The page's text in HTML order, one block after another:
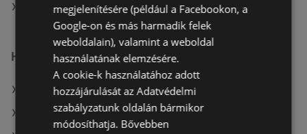
A(z) Coop üzletei itt: Sopron-Fertődi
Hasonló kiskereskedők
A(z) Tesco ajánlatai
A(z) ALDI ajánlatai
megjelenítésére (például a Facebookon, a
Google-on és más harmadik felek
weboldalain), valamint a weboldal
használatának elemzésére.
A cookie-k használatához adott
hozzájárulását az Adatvédelmi
szabályzatunk oldalán bármikor
módosíthatja. Bővebben